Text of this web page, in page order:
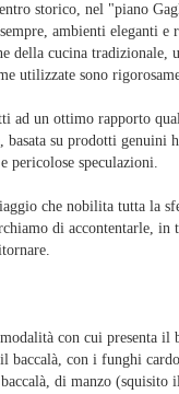
storico, nel "piano
ambienti eleganti e
della cucina tradizionale,
utilizzate sono
un ottimo rapporto
su prodotti genuini
pericolose speculazioni.
che nobilita tutta la
di accontentarle, in
con cui presenta il
baccalà, con i funghi
di manzo